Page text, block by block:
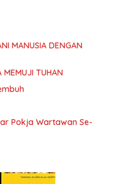
MANUSIA DENGAN
MEMUJI TUHAN
Pokja Wartawan Se-